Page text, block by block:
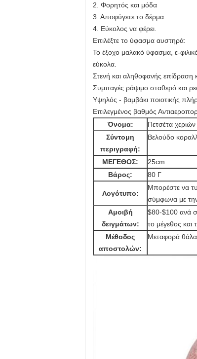
2. Φορητός και μόδα
3. Αποφύγετε το δέρμα.
4. Εύκολος να φέρει.
Επιλέξτε το ύφασμα αυστηρά:
Το έξοχο μαλακό ύφασμα, ε-
εύκολα.
Στενή και αληθοφανής επίδραση
Συμπαγές ράψιμο σταθερό και
Υψηλός - βαμβάκι ποιοτικής
Επιλεγμένος βαθμός
Όνομα:
Πετσέτα
Σύντομη
περιγραφή:
Βελούδο
ΜΕΓΕΘΟΣ: 25cm
Βάρος:
80 Γ
Λογότυπο:
Μπορέστε να
σύμφωνα με
Αμοιβή
δειγμάτων:
$80-$100 ανά
το μέγεθος και
Μέθοδος
αποστολών:
Μεταφορά